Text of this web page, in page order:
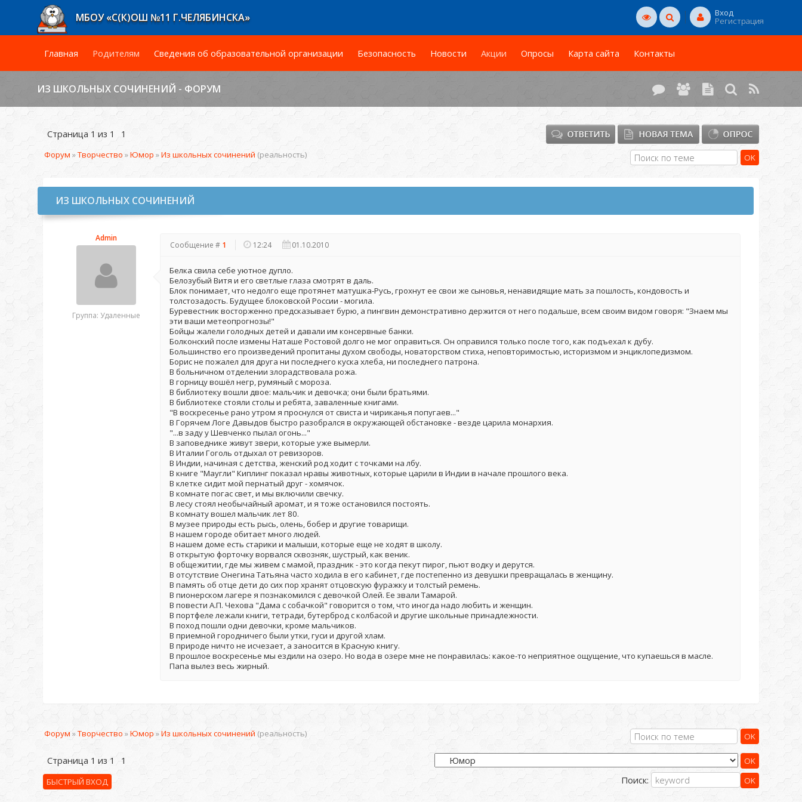
МБОУ «С(К)ОШ №11 Г.ЧЕЛЯБИНСКА» Вход
Регистрация
Главная Родителям Сведения об образовательной организации Безопасность Новости Акции Опросы Карта сайта Контакты
ИЗ ШКОЛЬНЫХ СОЧИНЕНИЙ - ФОРУМ
Страница 1 из 1 1
Форум »Творчество »Юмор »Из школьных сочинений (реальность)
ИЗ ШКОЛЬНЫХ СОЧИНЕНИЙ
Admin
Группа: Удаленные
Сообщение # 1 12:24 01.10.2010
Белка свила себе уютное дупло.
Белозубый Витя и его светлые глаза смотрят в даль.
Блок понимает, что недолго еще протянет матушка-Русь, грохнут ее свои же сыновья, ненавидящие мать за пошлость, кондовость и
толстозадость. Будущее блоковской России - могила.
Буревестник восторженно предсказывает бурю, а пингвин демонстративно держится от него подальше, всем своим видом говоря: "Знаем мы
эти ваши метеопрогнозы!"
Бойцы жалели голодных детей и давали им консервные банки.
Болконский после измены Наташе Ростовой долго не мог оправиться. Он оправился только после того, как подъехал к дубу.
Большинство его произведений пропитаны духом свободы, новаторством стиха, неповторимостью, историзмом и энциклопедизмом.
Борис не пожалел для друга ни последнего куска хлеба, ни последнего патрона.
В больничном отделении злорадствовала рожа.
В горницу вошёл негр, румяный с мороза.
В библиотеку вошли двое: мальчик и девочка; они были братьями.
В библиотеке стояли столы и ребята, заваленные книгами.
"В воскресенье рано утром я проснулся от свиста и чириканья попугаев..."
В Горячем Логе Давыдов быстро разобрался в окружающей обстановке - везде царила монархия.
"...в заду у Шевченко пылал огонь..."
В заповеднике живут звери, которые уже вымерли.
В Италии Гоголь отдыхал от ревизоров.
В Индии, начиная с детства, женский род ходит с точками на лбу.
В книге "Маугли" Киплинг показал нравы животных, которые царили в Индии в начале прошлого века.
В клетке сидит мой пернатый друг - хомячок.
В комнате погас свет, и мы включили свечку.
В лесу стоял необычайный аромат, и я тоже остановился постоять.
В комнату вошел мальчик лет 80.
В музее природы есть рысь, олень, бобер и другие товарищи.
В нашем городе обитает много людей.
В нашем доме есть старики и малыши, которые еще не ходят в школу.
В открытую форточку ворвался сквозняк, шустрый, как веник.
В общежитии, где мы живем с мамой, праздник - это когда пекут пирог, пьют водку и дерутся.
В отсутствие Онегина Татьяна часто ходила в его кабинет, где постепенно из девушки превращалась в женщину.
В память об отце дети до сих пор хранят отцовскую фуражку и толстый ремень.
В пионерском лагере я познакомился с девочкой Олей. Ее звали Тамарой.
В повести А.П. Чехова "Дама с собачкой" говорится о том, что иногда надо любить и женщин.
В портфеле лежали книги, тетради, бутерброд с колбасой и другие школьные принадлежности.
В поход пошли одни девочки, кроме мальчиков.
В приемной городничего были утки, гуси и другой хлам.
В природе ничто не исчезает, а заносится в Красную книгу.
В прошлое воскресенье мы ездили на озеро. Но вода в озере мне не понравилась: какое-то неприятное ощущение, что купаешься в масле.
Папа вылез весь жирный.
Форум »Творчество »Юмор»Из школьных сочинений (реальность)
Страница 1 из 1
1
Поиск: